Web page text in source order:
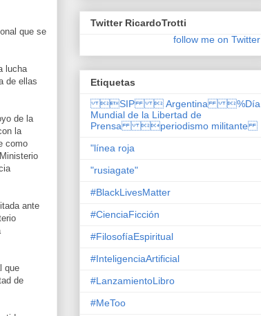
que se
lucha
de ellas
de la
la
como
ante
que
de
Twitter RicardoTrotti
follow me on Twitter
Etiquetas
SIP  Argentina %Día
Mundial de la Libertad de
Prensa periodismo militante
"línea roja
"rusiagate"
#BlackLivesMatter
#CienciaFicción
#FilosofíaEspiritual
#InteligenciaArtificial
#LanzamientoLibro
#MeToo